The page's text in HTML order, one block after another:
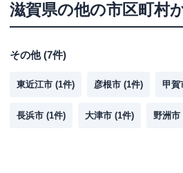
滋賀県の他の市区町村
その他(7件)
東近江市 (1件) 彦根市 (1件) 甲賀
長浜市 (1件) 大津市 (1件) 野洲市